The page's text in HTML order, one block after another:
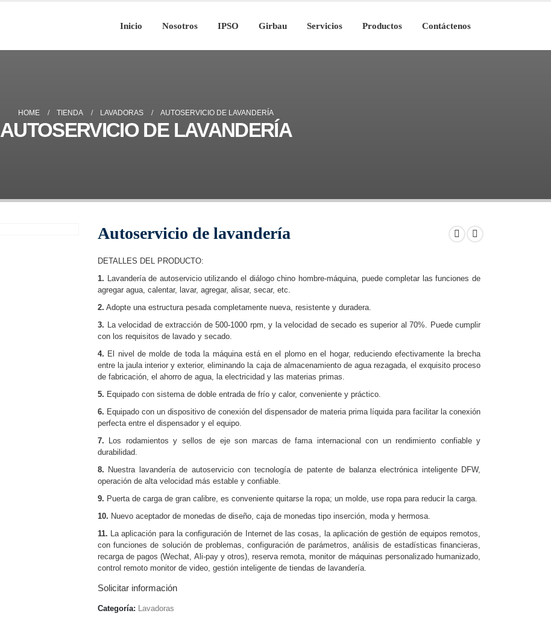
Inicio Nosotros IPSO Girbau Servicios Productos Contáctenos
HOME TIENDA LAVADORAS AUTOSERVICIO DE LAVANDERÍA
AUTOSERVICIO DE LAVANDERÍA
Autoservicio de lavandería
DETALLES DEL PRODUCTO:
1. Lavandería de autoservicio utilizando el diálogo chino hombre-máquina, puede completar las funciones de
agregar agua, calentar, lavar, agregar, alisar, secar, etc.
2. Adopte una estructura pesada completamente nueva, resistente y duradera.
3. La velocidad de extracción de 500-1000 rpm, y la velocidad de secado es superior al 70%. Puede cumplir
con los requisitos de lavado y secado.
4. El nivel de molde de toda la máquina está en el plomo en el hogar, reduciendo efectivamente la brecha
entre la jaula interior y exterior, eliminando la caja de almacenamiento de agua rezagada, el exquisito proceso
de fabricación, el ahorro de agua, la electricidad y las materias primas.
5. Equipado con sistema de doble entrada de frío y calor, conveniente y práctico.
6. Equipado con un dispositivo de conexión del dispensador de materia prima líquida para facilitar la conexión
perfecta entre el dispensador y el equipo.
7. Los rodamientos y sellos de eje son marcas de fama internacional con un rendimiento confiable y
durabilidad.
8. Nuestra lavandería de autoservicio con tecnología de patente de balanza electrónica inteligente DFW,
operación de alta velocidad más estable y confiable.
9. Puerta de carga de gran calibre, es conveniente quitarse la ropa; un molde, use ropa para reducir la carga.
10. Nuevo aceptador de monedas de diseño, caja de monedas tipo inserción, moda y hermosa.
11. La aplicación para la configuración de Internet de las cosas, la aplicación de gestión de equipos remotos,
con funciones de solución de problemas, configuración de parámetros, análisis de estadísticas financieras,
recarga de pagos (Wechat, Ali-pay y otros), reserva remota, monitor de máquinas personalizado humanizado,
control remoto monitor de video, gestión inteligente de tiendas de lavandería.
Solicitar información
Categoría: Lavadoras